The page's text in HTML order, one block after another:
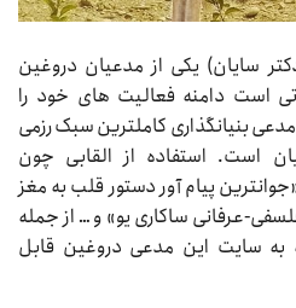
سایان) یکی از مدعیان دروغین
است دامنه فعالیت های خود را
بنیانگذاری کاملترین سبک رزمی
است. استفاده از القابی چون
پیام آور دستور قلب به مغز
عرفانی ساکاری یو» و … از جمله
به سایت این مدعی دروغین قابل